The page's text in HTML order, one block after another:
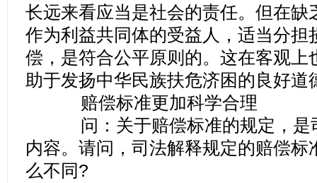
长远来看应当是社会的责任。但在缺
作为利益共同体的受益人，适当分担
偿，是符合公平原则的。这在客观上
助于发扬中华民族扶危济困的良好道
赔偿标准更加科学合理
问：关于赔偿标准的规定，是
内容。请问，司法解释规定的赔偿标
么不同?